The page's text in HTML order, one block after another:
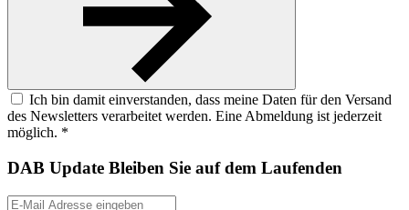
Ich bin damit einverstanden, dass meine Daten für den Versand
des Newsletters verarbeitet werden. Eine Abmeldung ist jederzeit
möglich. *
DAB Update Bleiben Sie auf dem Laufenden